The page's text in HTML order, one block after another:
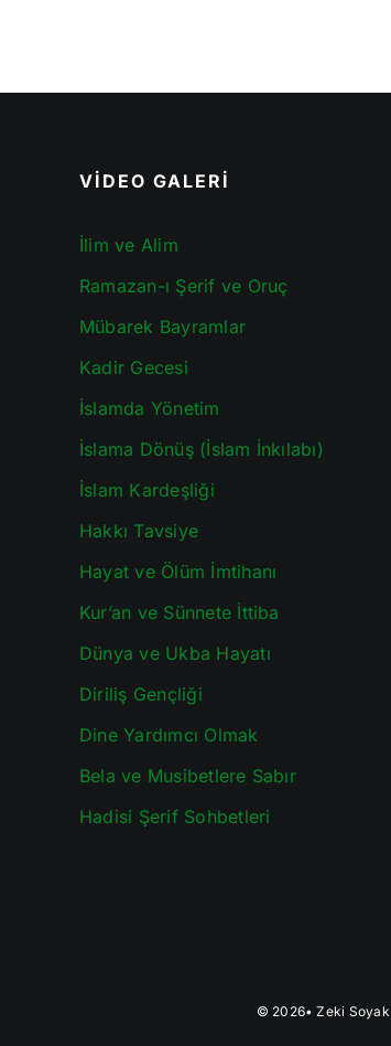
VİDEO GALERİ
İlim ve Alim
Ramazan-ı Şerif ve Oruç
Mübarek Bayramlar
Kadir Gecesi
İslamda Yönetim
İslama Dönüş (İslam İnkılabı)
İslam Kardeşliği
Hakkı Tavsiye
Hayat ve Ölüm İmtihanı
Kur’an ve Sünnete İttiba
Dünya ve Ukba Hayatı
Diriliş Gençliği
Dine Yardımcı Olmak
Bela ve Musibetlere Sabır
Hadisi Şerif Sohbetleri
© 2026•Zeki Soyak